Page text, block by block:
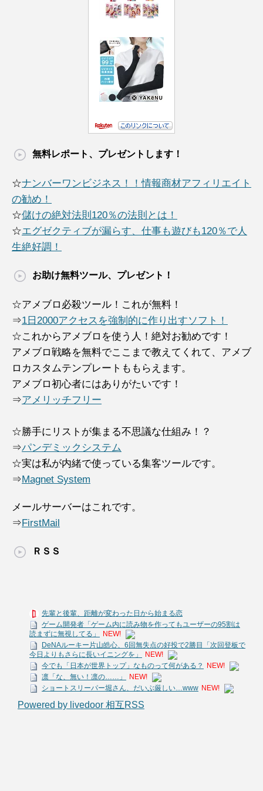
無料レポート、プレゼントします！
☆ナンバーワンビジネス！！情報商材アフィリエイト
の勧め！
☆儲けの絶対法則120％の法則とは！
☆エグゼクティブが漏らす、仕事も遊びも120％で人
生絶好調！
お助け無料ツール、プレゼント！
☆アメブロ必殺ツール！これが無料！
⇒1日2000アクセスを強制的に作り出すソフト！
☆これからアメブロを使う人！絶対お勧めです！
アメブロ戦略を無料でここまで教えてくれて、アメブ
ロカスタムテンプレートももらえます。
アメブロ初心者にはありがたいです！
⇒アメリッチフリー
☆勝手にリストが集まる不思議な仕組み！？
⇒パンデミックシステム
☆実は私が内緒で使っている集客ツールです。
⇒Magnet System
メールサーバーはこれです。
⇒FirstMail
ＲＳＳ
先輩と後輩、距離が変わった日から始まる恋
ゲーム開発者「ゲーム内に読み物を作ってもユーザーの95割は
読まずに無視してる」
NEW!
DeNAルーキー片山皓心、6回無失点の好投で2勝目「次回登板で
今日よりもさらに長いイニングを」
NEW!
今でも「日本が世界トップ」なものって何がある？
NEW!
凛「な、無い！凛の……」
NEW!
ショートスリーパー堀さん、だいぶ厳しい…www NEW!
Powered by livedoor 相互RSS